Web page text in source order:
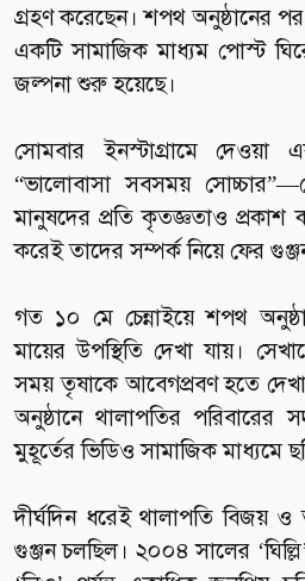
গ্রহণ করেছেন। শপথ অনুষ্ঠানের
একটি সামাজিক মাধ্যম পোস্ট
জল্পনা শুরু হয়েছে।
সোমবার ইনস্টাগ্রামে দেওয়া
“ভালোবাসা সবসময়
মানুষদের প্রতি কৃতজ্ঞতাও প্রকাশ
করেই তাদের সম্পর্ক নিয়ে ফের
গত ১০ মে চেন্নাইয়ে শপথ
মায়ের উপস্থিতি দেখা যায়।
সময় তৃষাকে আবেগপ্রবণ হতে
অনুষ্ঠানে থালাপতির পরিবারের
মুহূর্তের ভিডিও সামাজিক মাধ্যমে
দীর্ঘদিন ধরেই থালাপতি বিজয় ও
গুঞ্জন চলছিল। ২০০৪ সালের